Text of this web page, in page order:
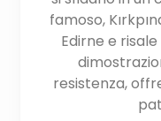
famoso,
Edirne e
resistenza,